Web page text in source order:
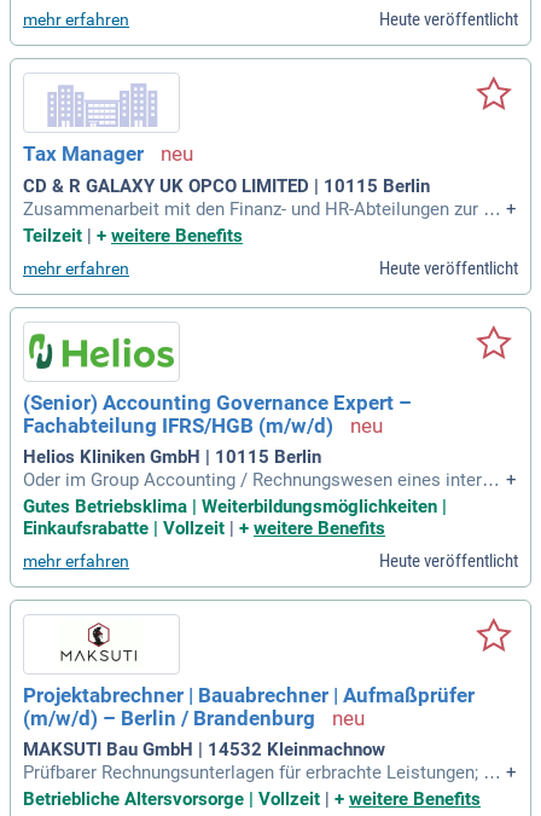
mehr erfahren Heute veröffentlicht
Tax Manager
CD & R GALAXY UK OPCO LIMITED | 10115 Berlin
Zusammenarbeit mit den Finanz- und HR-Abteilungen zur pr
äzisen Berechnung und Berichterstattung von Lohnsteuer un
+
Teilzeit | + weitere Benefits
mehr erfahren Heute veröffentlicht
(Senior) Accounting Governance Expert –
Fachabteilung IFRS/HGB (m/w/d)
Helios Kliniken GmbH | 10115 Berlin
Oder im Group Accounting / Rechnungswesen eines interna
tionalen Konzerns; Fundierte Kenntnisse der Rechnungslegu
ng nach IFRS (HGB-Kenntnisse sind von Vorteil); Kenntnisse
ntierungsprojekten sind von
+
Gutes Betriebsklima | Weiterbildungsmöglichkeiten |
Einkaufsrabatte | Vollzeit | + weitere Benefits
mehr erfahren Heute veröffentlicht
Projektabrechner | Bauabrechner | Aufmaßprüfer
(m/w/d) – Berlin / Brandenburg
MAKSUTI Bau GmbH | 14532 Kleinmachnow
Prüfbarer Rechnungsunterlagen für erbrachte Leistungen; Er
kennen, Kalkulieren und Erfassen von Nachträgen; Erstellun
+
Betriebliche Altersvorsorge | Vollzeit
+ weitere Benefits